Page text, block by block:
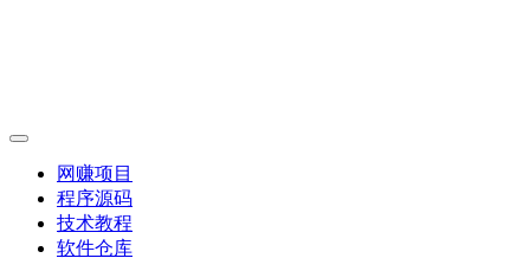
网赚项目
程序源码
技术教程
软件仓库